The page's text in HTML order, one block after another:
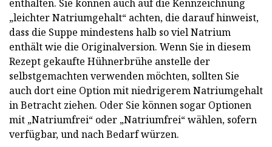
enthalten. Sie können auch auf die Kennzeichnung
„leichter Natriumgehalt“ achten, die darauf hinweist,
dass die Suppe mindestens halb so viel Natrium
enthält wie die Originalversion. Wenn Sie in diesem
Rezept gekaufte Hühnerbrühe anstelle der
selbstgemachten verwenden möchten, sollten Sie
auch dort eine Option mit niedrigerem Natriumgehalt
in Betracht ziehen. Oder Sie können sogar Optionen
mit „Natriumfrei“ oder „Natriumfrei“ wählen, sofern
verfügbar, und nach Bedarf würzen.